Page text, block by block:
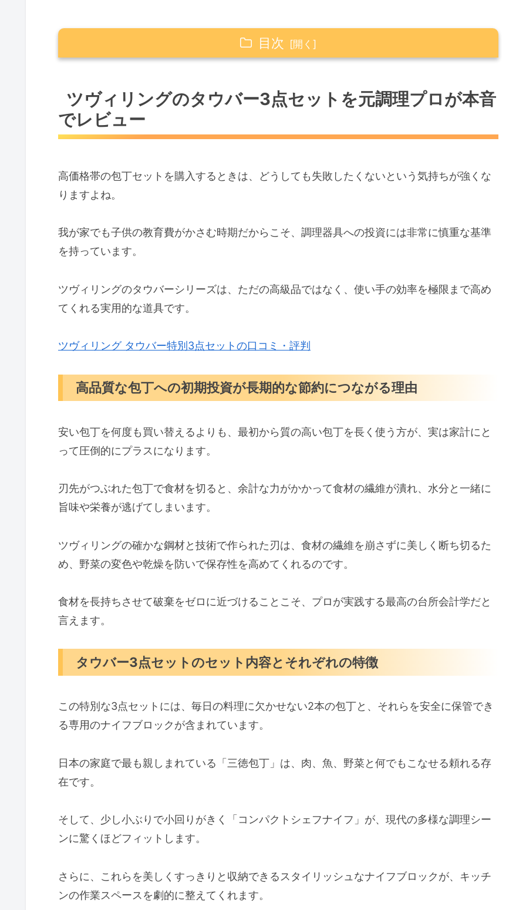
目次
高品質な包丁への初期投資が長期的な節約につながる理由
タウバー3点セットのセット内容とそれぞれの特徴
食材の断面が変わるほどの切れ味が生む価値
ナイフブロックの置き場所と日々のお手入れ方法
ツヴィリングのタウバー3点セットに関するよくある疑問
Q1.包丁研ぎの頻度や適したシャープナーは？
Q3.賃貸の狭いキッチンでもナイフブロックは置ける？
一生モノの相棒と出会って美味しい料理と確かな家計を手に入れる
ツヴィリングのタウバー3点セットを元調理プロが本音
でレビュー
高価格帯の包丁セットを購入するときは、どうしても失敗したくないという気持ちが強くな
りますよね。
我が家でも子供の教育費がかさむ時期だからこそ、調理器具への投資には非常に慎重な基準
を持っています。
ツヴィリングのタウバーシリーズは、ただの高級品ではなく、使い手の効率を極限まで高め
てくれる実用的な道具です。
ツヴィリング タウバー特別3点セットの口コミ・評判
高品質な包丁への初期投資が長期的な節約につながる理由
安い包丁を何度も買い替えるよりも、最初から質の高い包丁を長く使う方が、実は家計にと
って圧倒的にプラスになります。
刃先がつぶれた包丁で食材を切ると、余計な力がかかって食材の繊維が潰れ、水分と一緒に
旨味や栄養が逃げてしまいます。
ツヴィリングの確かな鋼材と技術で作られた刃は、食材の繊維を崩さずに美しく断ち切るた
め、野菜の変色や乾燥を防いで保存性を高めてくれるのです。
食材を長持ちさせて破棄をゼロに近づけることこそ、プロが実践する最高の台所会計学だと
言えます。
タウバー3点セットのセット内容とそれぞれの特徴
この特別な3点セットには、毎日の料理に欠かせない2本の包丁と、それらを安全に保管でき
る専用のナイフブロックが含まれています。
日本の家庭で最も親しまれている「三徳包丁」は、肉、魚、野菜と何でもこなせる頼れる存
在です。
そして、少し小ぶりで小回りがきく「コンパクトシェフナイフ」が、現代の多様な調理シー
ンに驚くほどフィットします。
さらに、これらを美しくすっきりと収納できるスタイリッシュなナイフブロックが、キッチ
ンの作業スペースを劇的に整えてくれます。